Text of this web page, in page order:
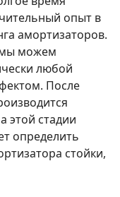
опыт в
амортизаторов.
можем
любой
После
этой стадии
определить
стойки,